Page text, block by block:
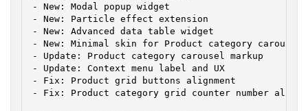
- New: Modal popup widget
- New: Particle effect extension
- New: Advanced data table widget
- New: Minimal skin for Product category carousel
- Update: Product category carousel markup
- Update: Context menu label and UX
- Fix: Product grid buttons alignment
- Fix: Product category grid counter number